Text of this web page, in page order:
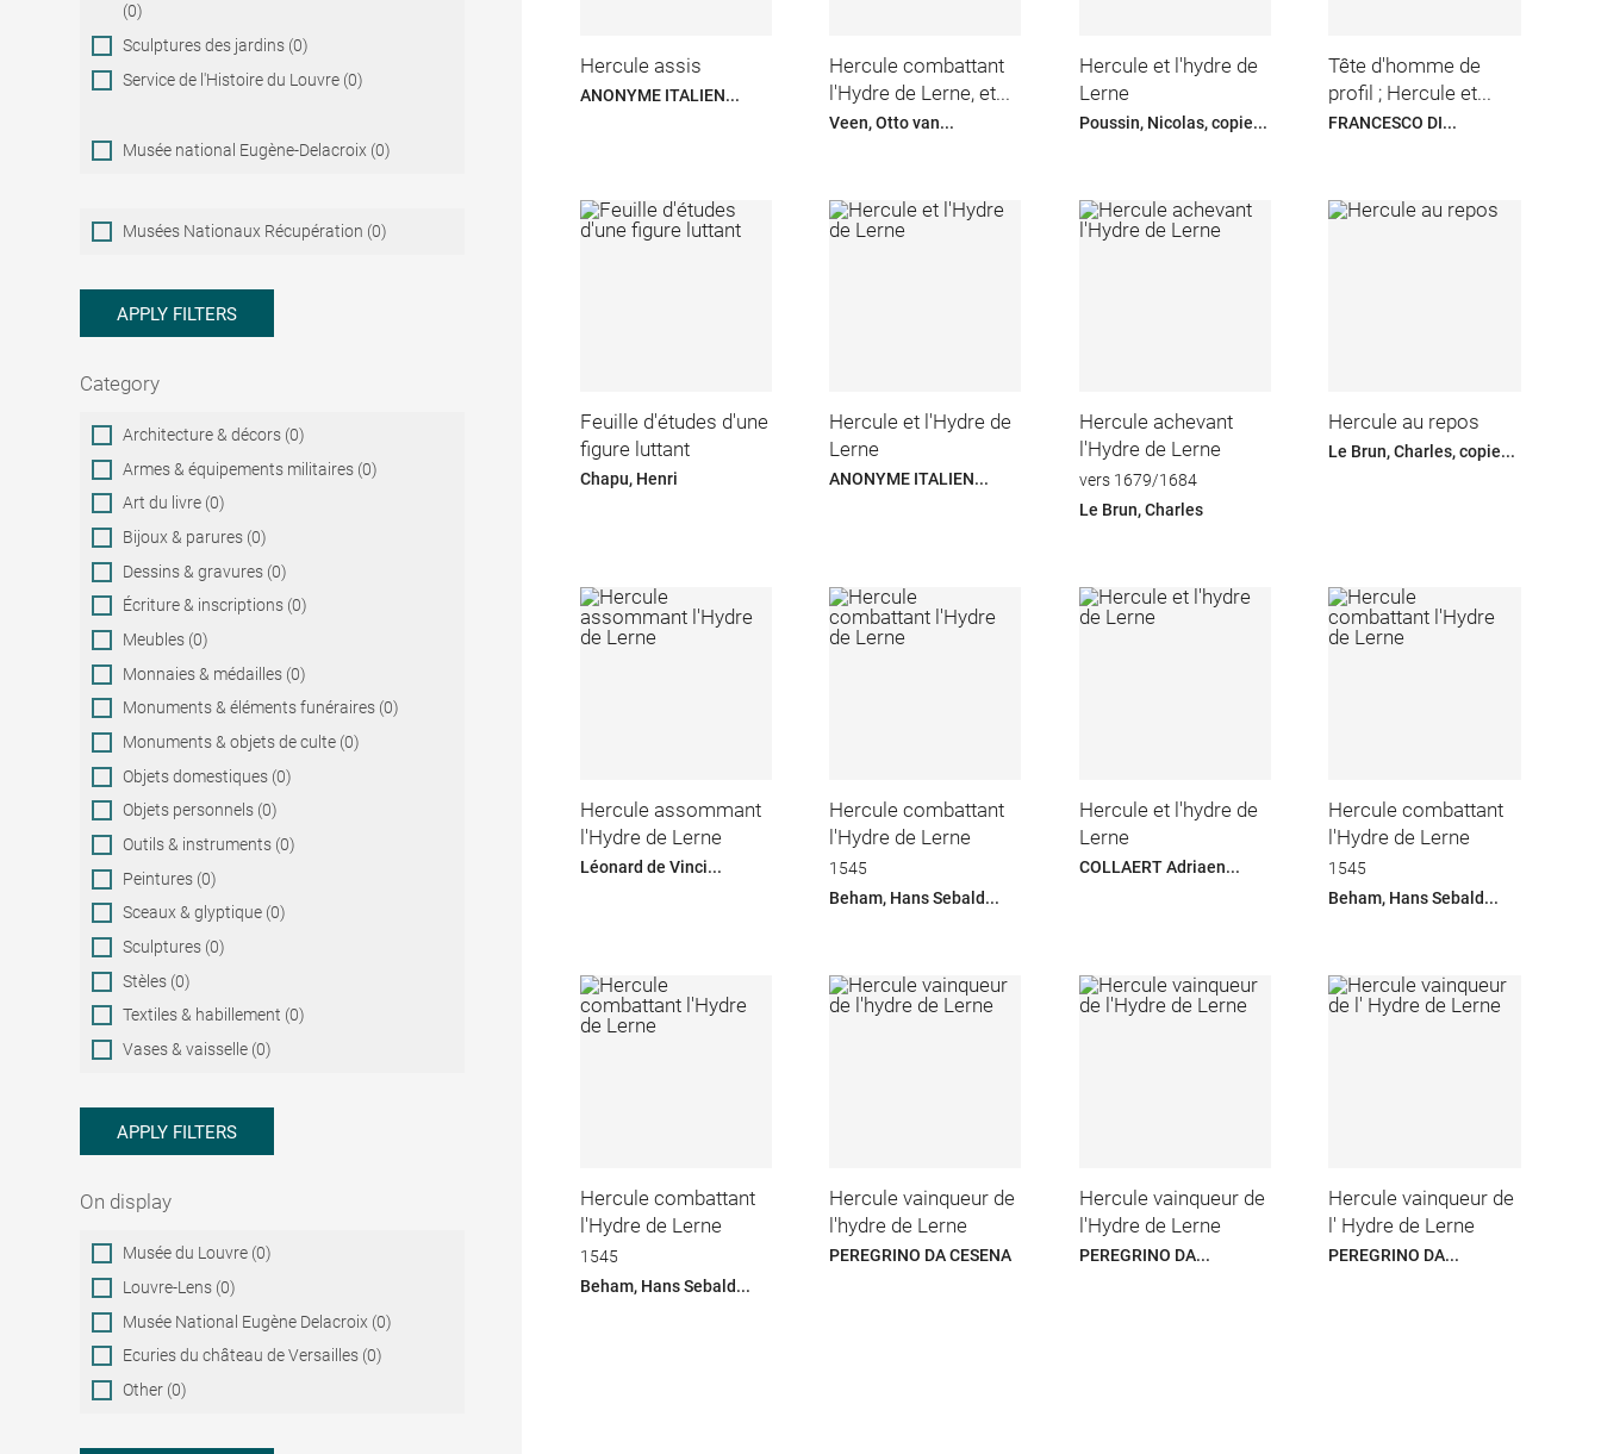
(0)
Sculptures des jardins (0)
Service de l'Histoire du Louvre (0)
Musée national Eugène-Delacroix (0)
Musées
Nationaux
Musées Nationaux Récupération (0)
APPLY FILTERS
Category
Category
Architecture & décors (0)
Armes & équipements militaires (0)
Art du livre (0)
Bijoux & parures (0)
Dessins & gravures (0)
Écriture & inscriptions (0)
Meubles (0)
Monnaies & médailles (0)
Monuments & éléments funéraires (0)
Monuments & objets de culte (0)
Objets domestiques (0)
Objets personnels (0)
Outils & instruments (0)
Peintures (0)
Sceaux & glyptique (0)
Sculptures (0)
Stèles (0)
Textiles & habillement (0)
Vases & vaisselle (0)
APPLY FILTERS
On display
On
display
Musée du Louvre (0)
Louvre-Lens (0)
Musée National Eugène Delacroix (0)
Ecuries du château de Versailles (0)
Other (0)
Hercule assis
ANONYME ITALIEN...
Hercule combattant
l'Hydre de Lerne, et...
Veen, Otto van...
Hercule et l'hydre de
Lerne
Poussin, Nicolas, copie...
Tête d'homme de
profil ; Hercule et...
FRANCESCO DI...
Feuille d'études d'une
figure luttant
Chapu, Henri
Hercule et l'Hydre de
Lerne
ANONYME ITALIEN...
Hercule achevant
l'Hydre de Lerne
vers 1679/1684
Le Brun, Charles
Hercule au repos
Le Brun, Charles, copie...
Hercule assommant
l'Hydre de Lerne
Léonard de Vinci...
Hercule combattant
l'Hydre de Lerne
1545
Beham, Hans Sebald...
Hercule et l'hydre de
Lerne
COLLAERT Adriaen...
Hercule combattant
l'Hydre de Lerne
1545
Beham, Hans Sebald...
Hercule combattant
l'Hydre de Lerne
1545
Beham, Hans Sebald...
Hercule vainqueur de
l'hydre de Lerne
PEREGRINO DA CESENA
Hercule vainqueur de
l'Hydre de Lerne
PEREGRINO DA...
Hercule vainqueur de
l' Hydre de Lerne
PEREGRINO DA...